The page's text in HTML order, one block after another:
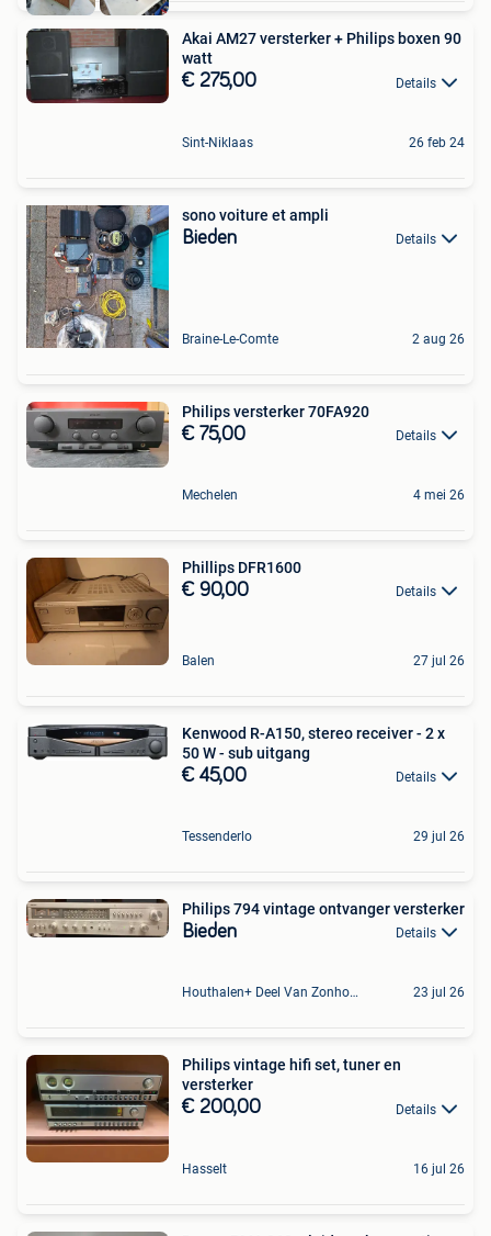
Akai AM27 versterker + Philips boxen 90
watt
€ 275,00 Details
Sint-Niklaas 26 feb 24
sono voiture et ampli
Bieden Details
Braine-Le-Comte 2 aug 26
Philips versterker 70FA920
€ 75,00 Details
Mechelen 4 mei 26
Phillips DFR1600
€ 90,00 Details
Balen 27 jul 26
Kenwood R-A150, stereo receiver - 2 x
50 W - sub uitgang
€ 45,00 Details
Tessenderlo 29 jul 26
Philips 794 vintage ontvanger versterker
Bieden Details
Houthalen+ Deel Van Zonhoven En Zolder 23 jul 26
Philips vintage hifi set, tuner en
versterker
€ 200,00 Details
Hasselt 16 jul 26